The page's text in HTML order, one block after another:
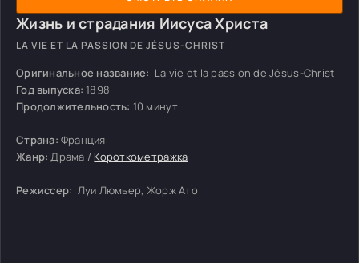
Жизнь и страдания Иисуса Христа
LA VIE ET LA PASSION DE JÉSUS-CHRIST
Оригинальное название: La vie et la passion de Jésus-Christ
Год выпуска: 1898
Продолжительность: 10 минут
Страна: Франция
Жанр: Драма / Короткометражка
Режиссер: Луи Люмьер, Жорж Ато